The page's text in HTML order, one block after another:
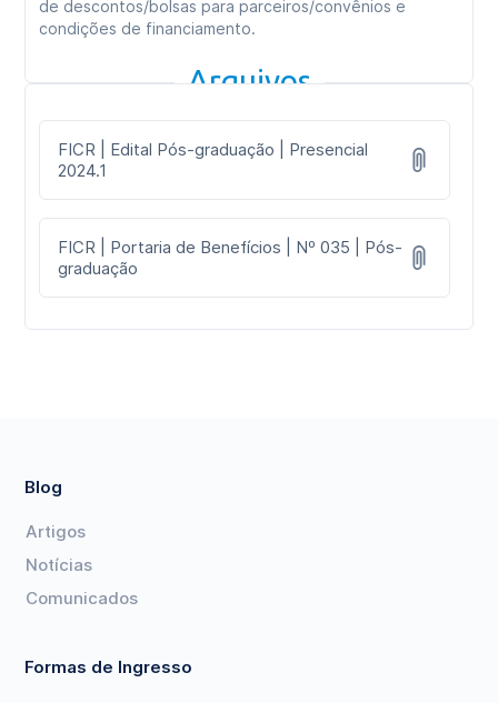
de descontos/bolsas para parceiros/convênios e
condições de financiamento.
Arquivos
FICR | Edital Pós-graduação | Presencial
2024.1
FICR | Portaria de Benefícios | Nº 035 | Pós-
graduação
Blog
Artigos
Notícias
Comunicados
Formas de Ingresso